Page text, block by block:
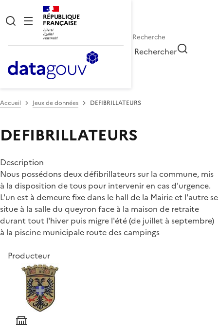
RÉPUBLIQUE
FRANÇAISE
Rechercher
Accueil Jeux de données DEFIBRILLATEURS
DEFIBRILLATEURS
Description
Nous possédons deux défibrillateurs sur la commune, mis
à la disposition de tous pour intervenir en cas d'urgence.
L'un est à demeure fixe dans le hall de la Mairie et l'autre se
situe à la salle du queyron face à la maison de retraite
durant tout l'hiver puis migre l'été (de juillet à septembre)
à la piscine municipale route des campings
Producteur